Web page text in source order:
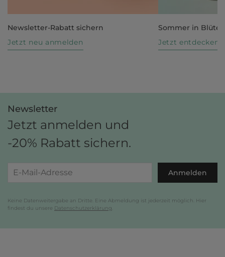
Newsletter-Rabatt sichern
Jetzt neu anmelden
Sommer in Blüte
Jetzt entdecken
Newsletter
Jetzt anmelden und
-20% Rabatt sichern.
Anmelden
Keine Datenweitergabe an Dritte. Eine Abmeldung ist jederzeit möglich. Hier
findest du unsere Datenschutzerklärung